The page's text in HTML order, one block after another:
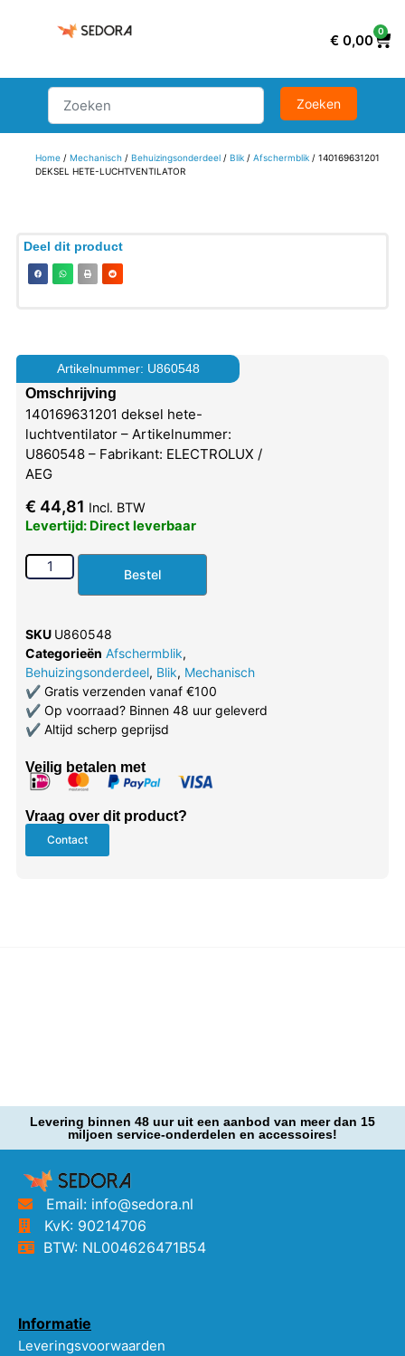
€ 0,00
0
Home/ Mechanisch/ Behuizingsonderdeel/ Blik/ Afschermblik/ 140169631201
DEKSEL HETE-LUCHTVENTILATOR
Deel dit product
Artikelnummer: U860548
Omschrijving
140169631201 deksel hete-
luchtventilator – Artikelnummer:
U860548 – Fabrikant: ELECTROLUX /
AEG
€ 44,81 Incl. BTW
Levertijd: Direct leverbaar
Bestel
SKU U860548
Categorieën Afschermblik,
Behuizingsonderdeel, Blik, Mechanisch
✔Gratis verzenden vanaf €100
✔Op voorraad? Binnen 48 uur geleverd
✔Altijd scherp geprijsd
Veilig betalen met
Vraag over dit product?
Contact
Levering binnen 48 uur uit een aanbod van meer dan 15
miljoen service-onderdelen en accessoires!
Email: info@sedora.nl
KvK: 90214706
BTW: NL004626471B54
Informatie
Leveringsvoorwaarden